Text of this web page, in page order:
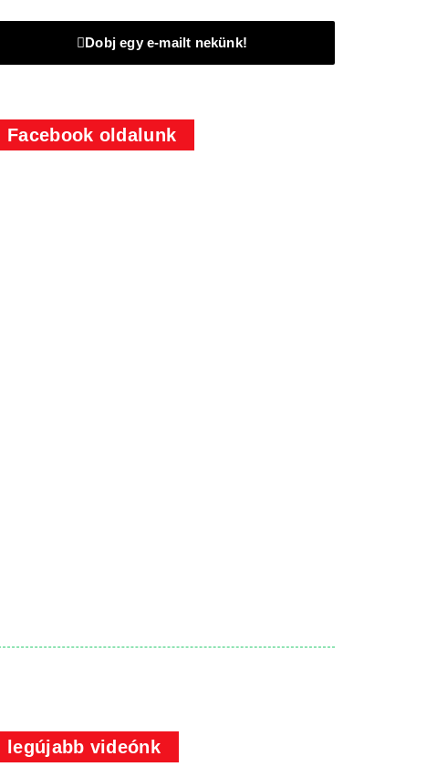
Dobj egy e-mailt nekünk!
Facebook oldalunk
legújabb videónk